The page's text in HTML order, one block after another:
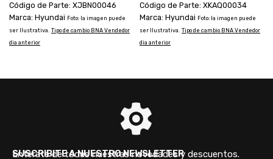
Código de Parte: XJBN00046
Marca: Hyundai Foto: la imagen puede
ser Ilustrativa. Tipo de cambio BNA Vendedor
dia anterior
Código de Parte: XKAQ00034
Marca: Hyundai Foto: la imagen puede
ser Ilustrativa. Tipo de cambio BNA Vendedor
dia anterior
SUSCRIBITE A NUESTRO NEWSLETTER
Enterate de todas nuestras novedades y descuentos.